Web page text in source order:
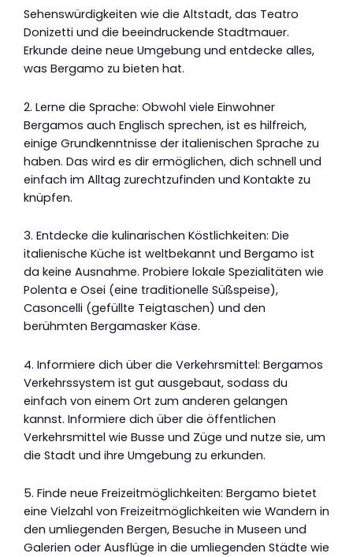
Sehenswürdigkeiten wie die Altstadt, das Teatro
Donizetti und die beeindruckende Stadtmauer.
Erkunde deine neue Umgebung und entdecke alles,
was Bergamo zu bieten hat.
2. Lerne die Sprache: Obwohl viele Einwohner
Bergamos auch Englisch sprechen, ist es hilfreich,
einige Grundkenntnisse der italienischen Sprache zu
haben. Das wird es dir ermöglichen, dich schnell und
einfach im Alltag zurechtzufinden und Kontakte zu
knüpfen.
3. Entdecke die kulinarischen Köstlichkeiten: Die
italienische Küche ist weltbekannt und Bergamo ist
da keine Ausnahme. Probiere lokale Spezialitäten wie
Polenta e Osei (eine traditionelle Süßspeise),
Casoncelli (gefüllte Teigtaschen) und den
berühmten Bergamasker Käse.
4. Informiere dich über die Verkehrsmittel: Bergamos
Verkehrssystem ist gut ausgebaut, sodass du
einfach von einem Ort zum anderen gelangen
kannst. Informiere dich über die öffentlichen
Verkehrsmittel wie Busse und Züge und nutze sie, um
die Stadt und ihre Umgebung zu erkunden.
5. Finde neue Freizeitmöglichkeiten: Bergamo bietet
eine Vielzahl von Freizeitmöglichkeiten wie Wandern in
den umliegenden Bergen, Besuche in Museen und
Galerien oder Ausflüge in die umliegenden Städte wie